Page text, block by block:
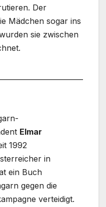
Der
Mädchen sogar ins
sie zwischen
Elmar
1992
in
ein Buch
gegen die
verteidigt.